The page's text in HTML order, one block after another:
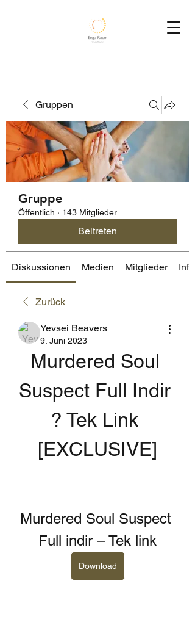
Gruppen
Gruppe
Öffentlich · 143 Mitglieder
Beitreten
Diskussionen Medien Mitglieder Info
Zurück
Yevsei Beavers
9. Juni 2023
Murdered Soul
Suspect Full Indir
? Tek Link
[EXCLUSIVE]
Murdered Soul Suspect
Full indir – Tek link
Download